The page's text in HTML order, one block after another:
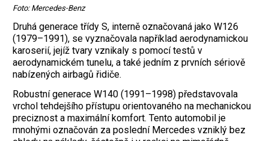
Foto: Mercedes-Benz
Druhá generace třídy S, interně označovaná jako W126
(1979–1991), se vyznačovala například aerodynamickou
karoserií, jejíž tvary vznikaly s pomocí testů v
aerodynamickém tunelu, a také jedním z prvních sériově
nabízených airbagů řidiče.
Robustní generace W140 (1991–1998) představovala
vrchol tehdejšího přístupu orientovaného na mechanickou
preciznost a maximální komfort. Tento automobil je
mnohými označován za poslední Mercedes vzniklý bez